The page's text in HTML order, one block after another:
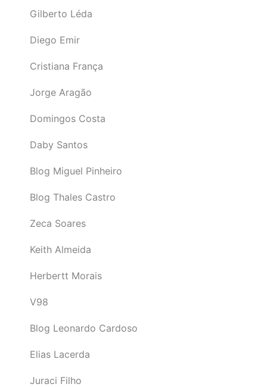
Gilberto Léda
Diego Emir
Cristiana França
Jorge Aragão
Domingos Costa
Daby Santos
Blog Miguel Pinheiro
Blog Thales Castro
Zeca Soares
Keith Almeida
Herbertt Morais
V98
Blog Leonardo Cardoso
Elias Lacerda
Juraci Filho